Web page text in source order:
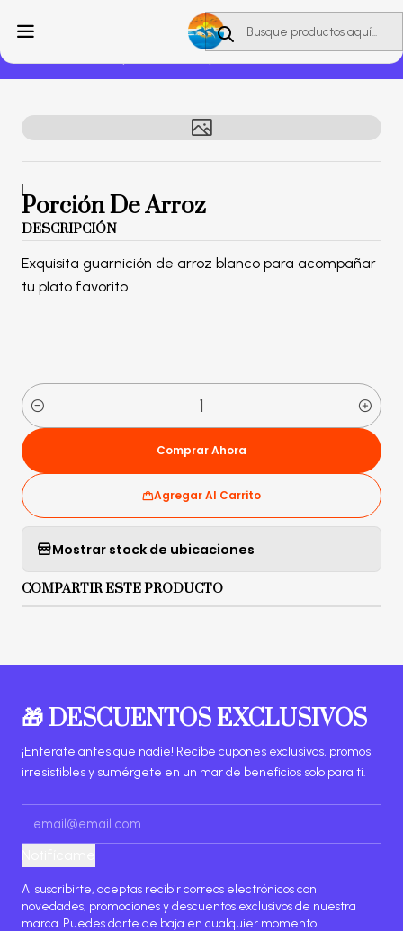
Envío gratuito en compras mayores a S/100.
|
Porción De Arroz
DESCRIPCIÓN
Exquisita guarnición de arroz blanco para acompañar
tu plato favorito
Cantidad
Agregar Al Carrito
Comprar Ahora
Mostrar stock de ubicaciones
COMPARTIR ESTE PRODUCTO
🎁 DESCUENTOS EXCLUSIVOS
¡Enterate antes que nadie! Recibe cupones exclusivos, promos
irresistibles y sumérgete en un mar de beneficios solo para ti.
Al suscribirte, aceptas recibir correos electrónicos con
novedades, promociones y descuentos exclusivos de nuestra
marca. Puedes darte de baja en cualquier momento.